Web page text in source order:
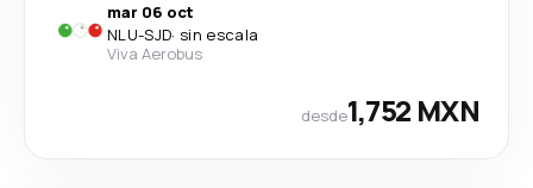
mar 06 oct
NLU-SJD· sin escala
Viva Aerobus
desde1,752 MXN